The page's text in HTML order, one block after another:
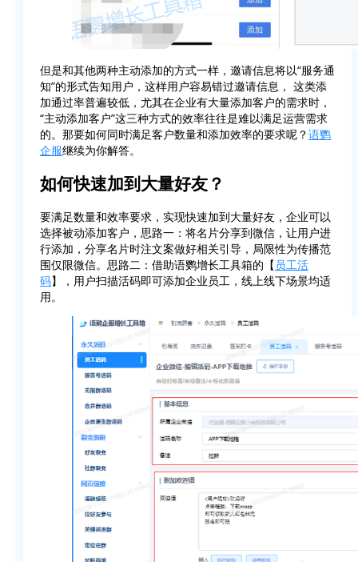
但是和其他两种主动添加的方式一样，邀请信息将以“服务通
知”的形式告知用户，这样用户容易错过邀请信息， 这类添
加通过率普遍较低，尤其在企业有大量添加客户的需求时，
“主动添加客户”这三种方式的效率往往是难以满足运营需求
的。那要如何同时满足客户数量和添加效率的要求呢？语鹦
企服继续为你解答。
如何快速加到大量好友？
要满足数量和效率要求，实现快速加到大量好友，企业可以
选择被动添加客户，思路一：将名片分享到微信，让用户进
行添加，分享名片时注文案做好相关引导，局限性为传播范
围仅限微信。思路二：借助语鹦增长工具箱的【 员工活
码】，用户扫描活码即可添加企业员工，线上线下场景均适
用。